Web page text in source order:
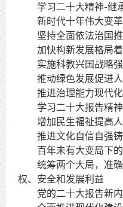
学习二十大精神-继
新时代十年伟大变革
坚持全面依法治国推
加快构新发展格局着
实施科教兴国战略强
推动绿色发展促进人
推进治理能力现代化
学习二十大报告精神
增加民生福祉提高人
推进文化自信自强铸
百年未有大变局下的
统筹两个大局，准
权、安全和发展利益
党的二十大报告新内